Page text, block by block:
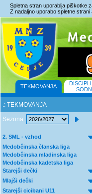
Spletna stran uporablja piškotke
Z nadaljno uporabo spletne strani
TEKMOVANJA
.: TEKMOVANJA
Sezona
2. SML - vzhod
Medobčinska članska liga
Medobčinska mladinska liga
Medobčinska kadetska liga
Starejši dečki
Mlajši dečki
Starejši cicibani U11